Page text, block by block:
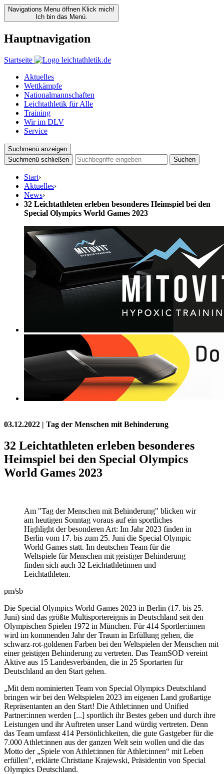
Navigations Menu öffnen Klick mich!
Ich bin das Menü.
Hauptnavigation
Startseite
Aktuelles
Wettkämpfe
Nationalmannschaften
Leichtathletik für Alle
Training
Wir im DLV
Service
Suchmenü anzeigen
Suchmenü schließen
Suchen
Start›
Aktuelles›
News›
32 Leichtathleten erleben besonderes Heimspiel bei den
Special Olympics World Games 2023
03.12.2022 | Tag der Menschen mit Behinderung
32 Leichtathleten erleben besonderes
Heimspiel bei den Special Olympics
World Games 2023
Am "Tag der Menschen mit Behinderung" blicken wir
am heutigen Sonntag voraus auf ein sportliches
Highlight der besonderen Art: Im Jahr 2023 finden in
Berlin vom 17. bis zum 25. Juni die Special Olympic
World Games statt. Im deutschen Team für die
Weltspiele für Menschen mit geistiger Behinderung
finden sich auch 32 Leichtathletinnen und
Leichtathleten.
pm/sb
Die Special Olympics World Games 2023 in Berlin (17. bis 25.
Juni) sind das größte Multisportereignis in Deutschland seit den
Olympischen Spielen 1972 in München. Für 414 Sportler:innen
wird im kommenden Jahr der Traum in Erfüllung gehen, die
schwarz-rot-goldenen Farben bei den Weltspielen der Menschen mit
einer geistigen Behinderung zu vertreten. Das TeamSOD vereint
Aktive aus 15 Landesverbänden, die in 25 Sportarten für
Deutschland an den Start gehen.
„Mit dem nominierten Team von Special Olympics Deutschland
bringen wir bei den Weltspielen 2023 im eigenen Land großartige
Repräsentanten an den Start! Die Athlet:innen und Unified
Partner:innen werden [...] sportlich ihr Bestes geben und durch ihre
Leistungen und ihr Auftreten unser Land würdig vertreten. Denn
das Team umfasst 414 Persönlichkeiten, die gute Gastgeber für die
7.000 Athlet:innen aus der ganzen Welt sein wollen und die das
Motto der „Spiele von Athlet:innen für Athlet:innen“ mit Leben
erfüllen", erklärte Christiane Krajewski, Präsidentin von Special
Olympics Deutschland.